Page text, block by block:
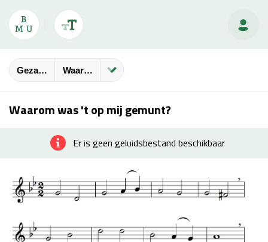
GezangbundelsWaarom Was 't Op Mij Gemunt?
Waarom was 't op mij gemunt?
Er is geen geluidsbestand beschikbaar